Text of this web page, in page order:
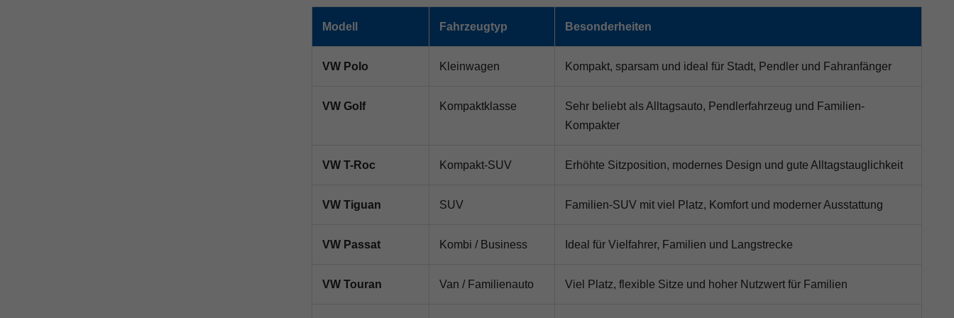
Modell Fahrzeugtyp Besonderheiten
VW Polo Kleinwagen Kompakt, sparsam und ideal für Stadt, Pendler und Fahranfänger
VW Golf Kompaktklasse
Sehr beliebt als Alltagsauto, Pendlerfahrzeug und Familien-
Kompakter
VW T-Roc Kompakt-SUV Erhöhte Sitzposition, modernes Design und gute Alltagstauglichkeit
VW Tiguan SUV Familien-SUV mit viel Platz, Komfort und moderner Ausstattung
VW Passat Kombi / Business Ideal für Vielfahrer, Familien und Langstrecke
VW Touran Van / Familienauto Viel Platz, flexible Sitze und hoher Nutzwert für Familien